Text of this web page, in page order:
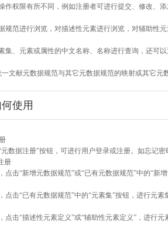
作权限有所不同，例如注册者可进行提交、修改、
规范进行浏览，对描述性元素进行浏览，对辅助性
集、元素或属性的中文名称、名称进行查询，还可
一文献元数据规范与其它元数据规范的映射或其它元
使用
元数据注册”按钮，可进行用户登录或注册。如忘记
册
点击“新增元数据规范”或“已有元数据规范”中的“新
点击“已有元数据规范”中的“元素集”按钮，进行元素
点击“描述性元素定义”或“辅助性元素定义”，进行元